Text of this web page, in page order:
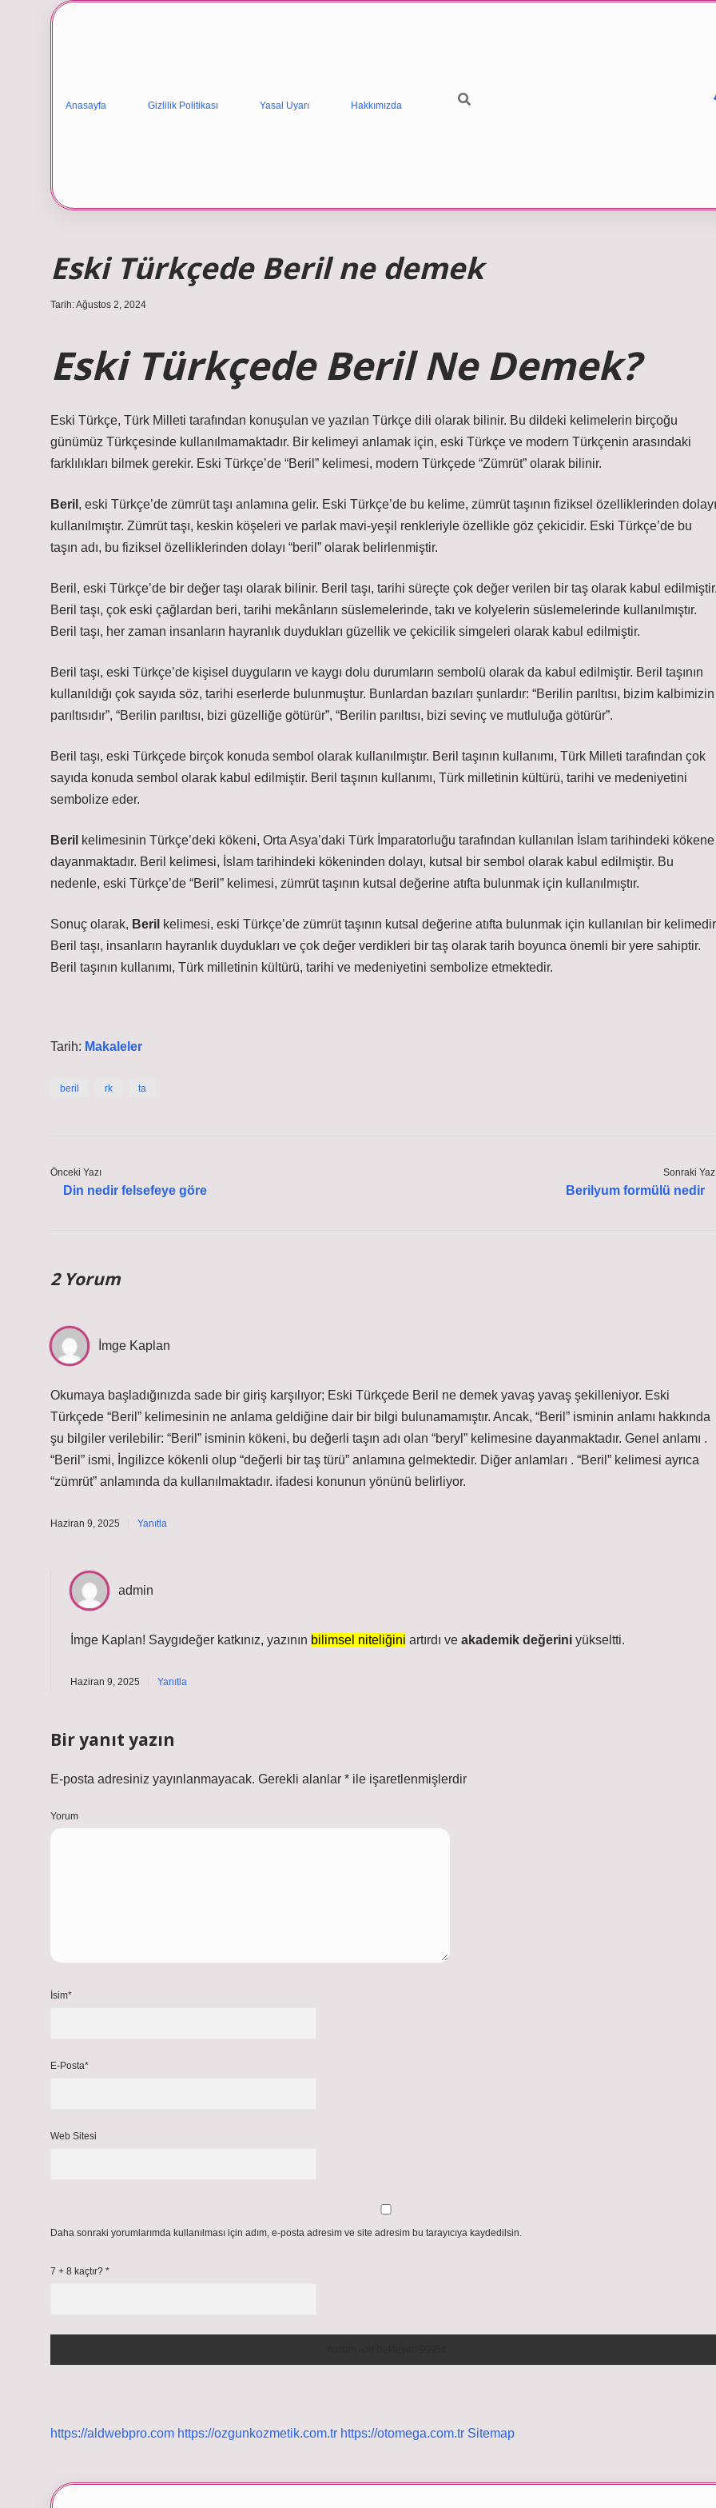
Anasayfa Gizlilik Politikası Yasal Uyarı Hakkımızda
Eski Türkçede Beril ne demek
Tarih: Ağustos 2, 2024
Eski Türkçede Beril Ne Demek?
Eski Türkçe, Türk Milleti tarafından konuşulan ve yazılan Türkçe dili olarak bilinir. Bu dildeki kelimelerin birçoğu
günümüz Türkçesinde kullanılmamaktadır. Bir kelimeyi anlamak için, eski Türkçe ve modern Türkçenin arasındaki
farklılıkları bilmek gerekir. Eski Türkçe’de “Beril” kelimesi, modern Türkçede “Zümrüt” olarak bilinir.
Beril , eski Türkçe’de zümrüt taşı anlamına gelir. Eski Türkçe’de bu kelime, zümrüt taşının fiziksel özelliklerinden dolayı
kullanılmıştır. Zümrüt taşı, keskin köşeleri ve parlak mavi-yeşil renkleriyle özellikle göz çekicidir. Eski Türkçe’de bu
taşın adı, bu fiziksel özelliklerinden dolayı “beril” olarak belirlenmiştir.
Beril, eski Türkçe’de bir değer taşı olarak bilinir. Beril taşı, tarihi süreçte çok değer verilen bir taş olarak kabul
Beril taşı, çok eski çağlardan beri, tarihi mekânların süslemelerinde, takı ve kolyelerin süslemelerinde kullanılmıştır.
Beril taşı, her zaman insanların hayranlık duydukları güzellik ve çekicilik simgeleri olarak kabul edilmiştir.
Beril taşı, eski Türkçe’de kişisel duyguların ve kaygı dolu durumların sembolü olarak da kabul edilmiştir. Beril taşının
kullanıldığı çok sayıda söz, tarihi eserlerde bulunmuştur. Bunlardan bazıları şunlardır: “Berilin parıltısı, bizim kalbimizin
parıltısıdır”, “Berilin parıltısı, bizi güzelliğe götürür”, “Berilin parıltısı, bizi sevinç ve mutluluğa götürür”.
Beril taşı, eski Türkçede birçok konuda sembol olarak kullanılmıştır. Beril taşının kullanımı, Türk Milleti tarafından çok
sayıda konuda sembol olarak kabul edilmiştir. Beril taşının kullanımı, Türk milletinin kültürü, tarihi ve medeniyetini
sembolize eder.
Beril kelimesinin Türkçe’deki kökeni, Orta Asya’daki Türk İmparatorluğu tarafından kullanılan İslam tarihindeki kökene
dayanmaktadır. Beril kelimesi, İslam tarihindeki kökeninden dolayı, kutsal bir sembol olarak kabul edilmiştir. Bu
nedenle, eski Türkçe’de “Beril” kelimesi, zümrüt taşının kutsal değerine atıfta bulunmak için kullanılmıştır.
Sonuç olarak, Beril kelimesi, eski Türkçe’de zümrüt taşının kutsal değerine atıfta bulunmak için kullanılan bir
Beril taşı, insanların hayranlık duydukları ve çok değer verdikleri bir taş olarak tarih boyunca önemli bir yere sahiptir.
Beril taşının kullanımı, Türk milletinin kültürü, tarihi ve medeniyetini sembolize etmektedir.
Tarih: Makaleler
beril rk ta
Önceki Yazı
Din nedir felsefeye göre
Sonraki
Berilyum formülü nedir
2 Yorum
İmge Kaplan
Okumaya başladığınızda sade bir giriş karşılıyor; Eski Türkçede Beril ne demek yavaş yavaş şekilleniyor. Eski
Türkçede “Beril” kelimesinin ne anlama geldiğine dair bir bilgi bulunamamıştır. Ancak, “Beril” isminin anlamı hakkında
şu bilgiler verilebilir: “Beril” isminin kökeni, bu değerli taşın adı olan “beryl” kelimesine dayanmaktadır. Genel anlamı .
“Beril” ismi, İngilizce kökenli olup “değerli bir taş türü” anlamına gelmektedir. Diğer anlamları . “Beril” kelimesi ayrıca
“zümrüt” anlamında da kullanılmaktadır. ifadesi konunun yönünü belirliyor.
Haziran 9, 2025 Yanıtla
admin
İmge Kaplan! Saygıdeğer katkınız, yazının bilimsel niteliğini artırdı ve akademik değerini yükseltti.
Haziran 9, 2025 Yanıtla
Bir yanıt yazın
E-posta adresiniz yayınlanmayacak. Gerekli alanlar * ile işaretlenmişlerdir
Yorum
İsim*
E-Posta*
Web Sitesi
Daha sonraki yorumlarımda kullanılması için adım, e-posta adresim ve site adresim bu tarayıcıya kaydedilsin.
7 + 8 kaçtır? *
https://aldwebpro.com https://ozgunkozmetik.com.tr https://otomega.com.tr Sitemap